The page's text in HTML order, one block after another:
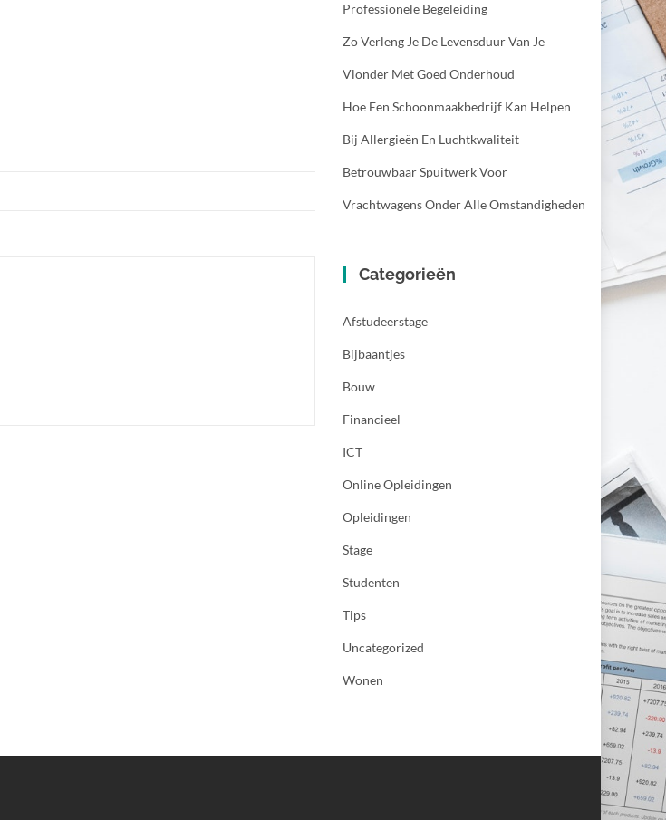
Professionele Begeleiding
Zo Verleng Je De Levensduur Van Je
Vlonder Met Goed Onderhoud
Hoe Een Schoonmaakbedrijf Kan Helpen
Bij Allergieën En Luchtkwaliteit
Betrouwbaar Spuitwerk Voor
Vrachtwagens Onder Alle Omstandigheden
Categorieën
Afstudeerstage
Bijbaantjes
Bouw
Financieel
ICT
Online Opleidingen
Opleidingen
Stage
Studenten
Tips
Uncategorized
Wonen